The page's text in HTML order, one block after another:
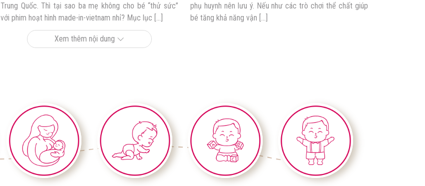
Trung Quốc. Thì tại sao ba mẹ không cho bé “thử sức”
với phim hoạt hình made-in-vietnam nhỉ? Mục lục […]
phụ huynh nên lưu ý. Nếu như các trò chơi thể chất giúp
bé tăng khả năng vận […]
Xem thêm nội dung